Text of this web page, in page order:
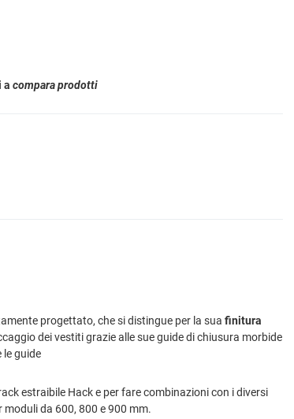
acompara prodotti
progettato, che si distingue per la sua finitura
dei vestiti grazie alle sue guide di chiusura morbide
le guide
estraibile Hack e per fare combinazioni con i diversi
da 600, 800 e 900 mm.